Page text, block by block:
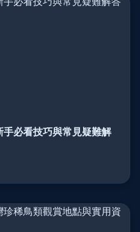
必看技巧與常見疑難解